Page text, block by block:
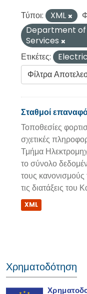
Τύποι: XML
Department
Services
Ετικέτες:
Φίλτρα
Σταθμοί
Τοποθεσίες
σχετικές
Τμήμα
το σύνολο
τους
τις διατάξεις
XML
Χρηματοδότηση